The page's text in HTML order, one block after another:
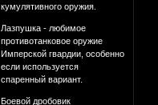
кумулятивного оружия.
Лазпушка - любимое
противотанковое оружие
Имперской гвардии, особенно
если используется
спаренный вариант.
Боевой дробовик